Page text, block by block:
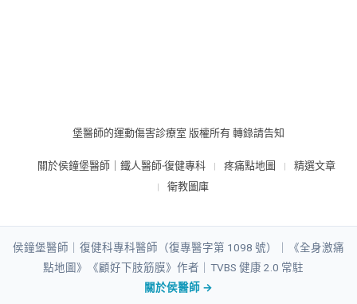
堡醫師的運動傷害診療室 版權所有 轉錄請告知
關於侯鐘堡醫師｜鐵人醫師‧復健專科 疼痛點地圖
精選文章
衛教圖庫
侯鐘堡醫師｜復健科專科醫師（復專醫字第 1098 號）｜《全身激痛
點地圖》《顧好下肢筋膜》作者｜ TVBS 健康 2.0 常駐
關於侯醫師 →